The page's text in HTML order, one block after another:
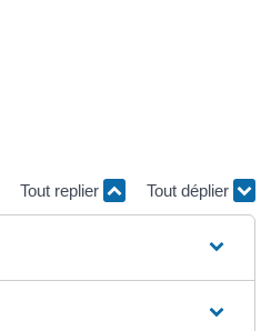
Tout replier Tout déplier